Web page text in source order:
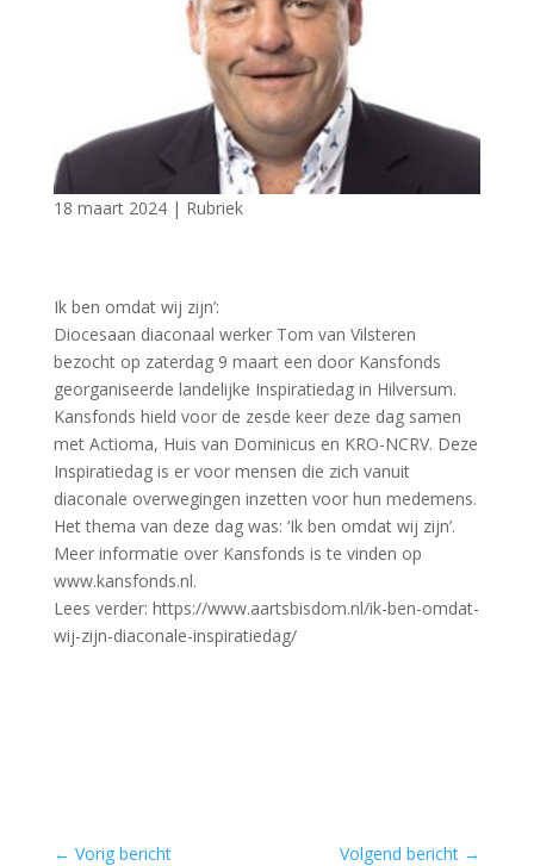
18 maart 2024| Rubriek
Ik ben omdat wij zijn’:
Diocesaan diaconaal werker Tom van Vilsteren
bezocht op zaterdag 9 maart een door Kansfonds
georganiseerde landelijke Inspiratiedag in Hilversum.
Kansfonds hield voor de zesde keer deze dag samen
met Actioma, Huis van Dominicus en KRO-NCRV. Deze
Inspiratiedag is er voor mensen die zich vanuit
diaconale overwegingen inzetten voor hun medemens.
Het thema van deze dag was: ‘Ik ben omdat wij zijn’.
Meer informatie over Kansfonds is te vinden op
www.kansfonds.nl.
Lees verder: https://www.aartsbisdom.nl/ik-ben-omdat-
wij-zijn-diaconale-inspiratiedag/
← Vorig bericht Volgend bericht →